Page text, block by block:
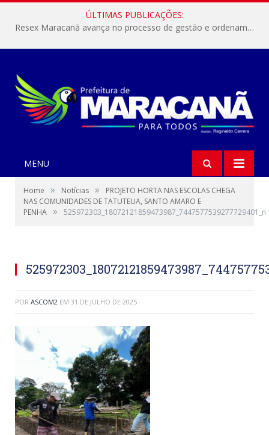
ÚLTIMAS PUBLICAÇÕES:
Resex Maracanã avança no processo de gestão e ordenamento do turismo em nossas áreas protegidas.
MENU
Home » Notícias »
PROJETO HORTA NAS ESCOLAS CHEGA
NAS COMUNIDADES DE TATUTEUA, SANTO AMARO E
PENHA » 525972303_18072121859473987_7447577539277729401_n
POR ASCOM2 EM 31 DE JULHO DE 2025